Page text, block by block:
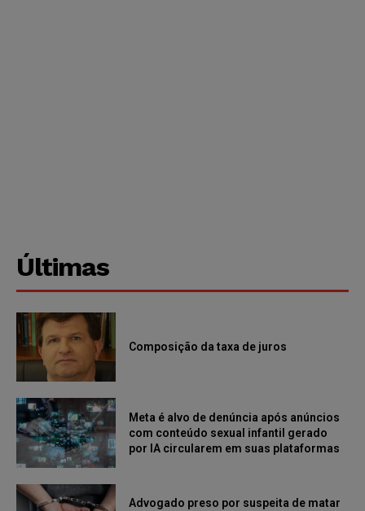
Últimas
Composição da taxa de juros
Meta é alvo de denúncia após anúncios
com conteúdo sexual infantil gerado
por IA circularem em suas plataformas
Advogado preso por suspeita de matar